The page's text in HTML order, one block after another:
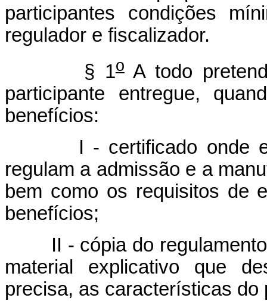
participantes condições
regulador e fiscalizador.
§ 1oA todo
participante entregue,
benefícios:
I - certificado onde
regulam a admissão e a
bem como os requisitos de
benefícios;
II - cópia do regulamento
material explicativo que
precisa, as características do